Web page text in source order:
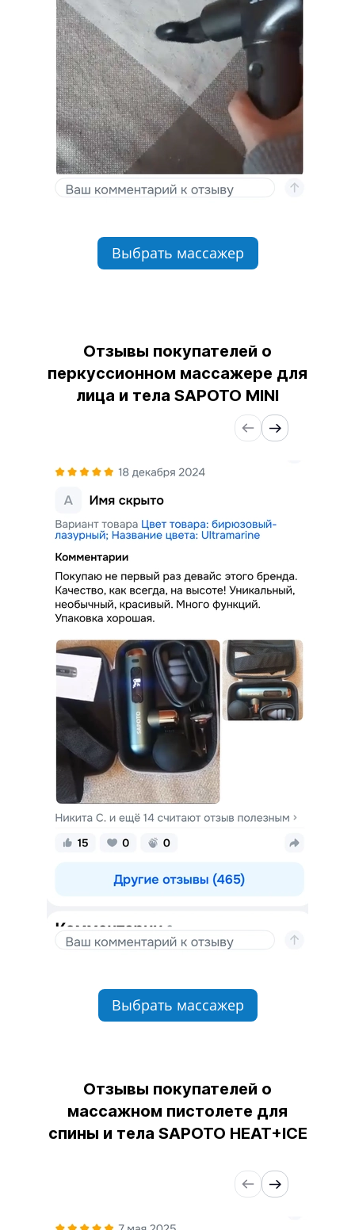
Выбрать массажер
Отзывы покупателей о
перкуссионном массажере для
лица и тела SAPOTO MINI
Выбрать массажер
Отзывы покупателей о
массажном пистолете для
спины и тела SAPOTO HEAT+ICE